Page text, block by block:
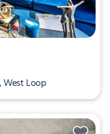
West Loop